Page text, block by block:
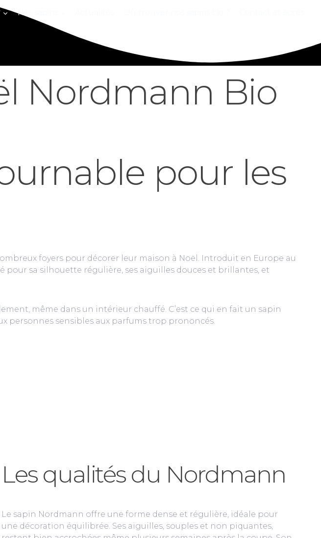
Nos sapins
Nordmann Bio
pour les
foyers pour décorer leur maison à Noël. Introduit en Europe au
pour sa silhouette régulière, ses aiguilles douces et brillantes, et
même dans un intérieur chauffé. C’est ce qui en fait un sapin
personnes sensibles aux parfums trop prononcés.
Les qualités du Nordmann
Le sapin Nordmann offre une forme dense et régulière, idéale pour
une décoration équilibrée. Ses aiguilles, souples et non piquantes,